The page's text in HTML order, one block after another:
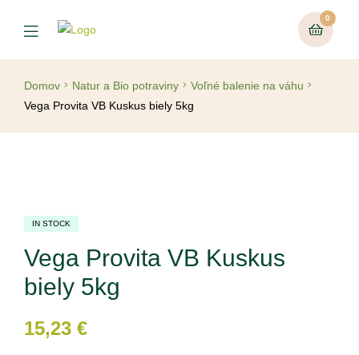
0
Domov Natur a Bio potraviny
Voľné balenie na váhu
Vega Provita VB Kuskus biely 5kg
IN STOCK
Vega Provita VB Kuskus
biely 5kg
15,23 €